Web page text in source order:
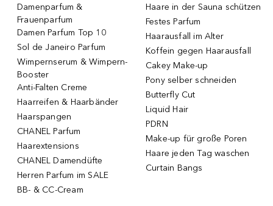
Damenparfum &
Frauenparfum
Damen Parfum Top 10
Sol de Janeiro Parfum
Wimpernserum & Wimpern-
Booster
Anti-Falten Creme
Haarreifen & Haarbänder
Haarspangen
CHANEL Parfum
Haarextensions
CHANEL Damendüfte
Herren Parfum im SALE
BB- & CC-Cream
Haare in der Sauna schützen
Festes Parfum
Haarausfall im Alter
Koffein gegen Haarausfall
Cakey Make-up
Pony selber schneiden
Butterfly Cut
Liquid Hair
PDRN
Make-up für große Poren
Haare jeden Tag waschen
Curtain Bangs